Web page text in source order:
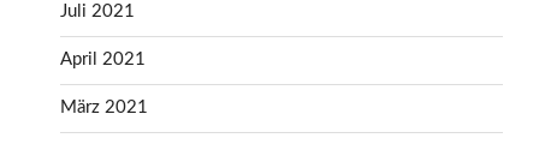
Juli 2021
April 2021
März 2021